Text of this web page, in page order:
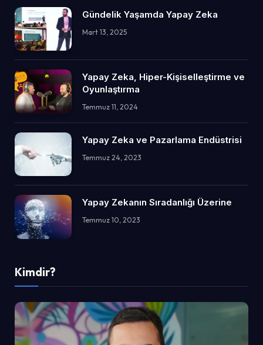
Gündelik Yaşamda Yapay Zeka
Mart 13, 2025
Yapay Zeka, Hiper-Kişiselleştirme ve
Oyunlaştırma
Temmuz 11, 2024
Yapay Zeka ve Pazarlama Endüstrisi
Temmuz 24, 2023
Yapay Zekanın Sıradanlığı Üzerine
Temmuz 10, 2023
Kimdir?